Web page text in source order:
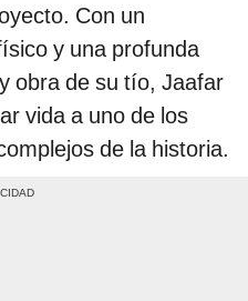
Con un
y una profunda
obra de su tío, Jaafar
vida a uno de los
de la historia.